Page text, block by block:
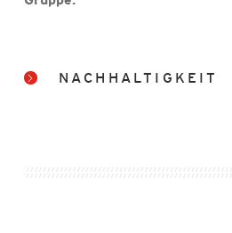
NACHHALTIGKEIT